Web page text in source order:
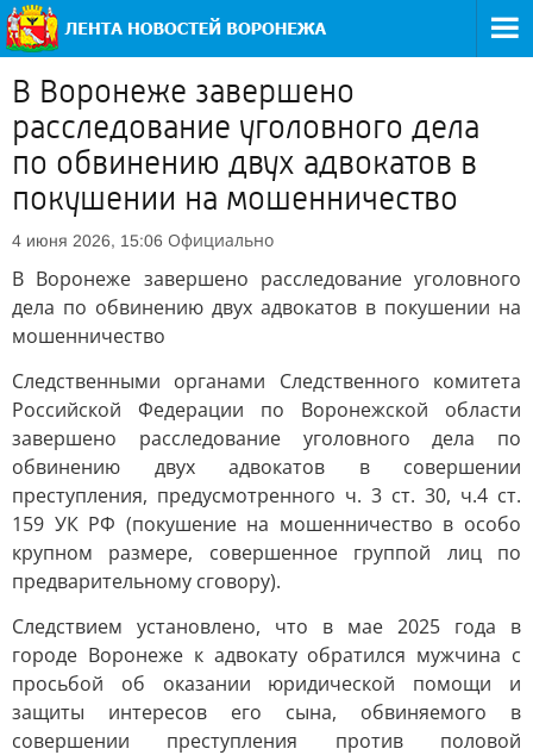
В Воронеже завершено
расследование уголовного дела
по обвинению двух адвокатов в
покушении на мошенничество
4 июня 2026, 15:06 Официально
В Воронеже завершено расследование уголовного
дела по обвинению двух адвокатов в покушении на
мошенничество
Следственными органами Следственного комитета
Российской Федерации по Воронежской области
завершено расследование уголовного дела по
обвинению двух адвокатов в совершении
преступления, предусмотренного ч. 3 ст. 30, ч.4 ст.
159 УК РФ (покушение на мошенничество в особо
крупном размере, совершенное группой лиц по
предварительному сговору).
Следствием установлено, что в мае 2025 года в
городе Воронеже к адвокату обратился мужчина с
просьбой об оказании юридической помощи и
защиты интересов его сына, обвиняемого в
совершении преступления против половой